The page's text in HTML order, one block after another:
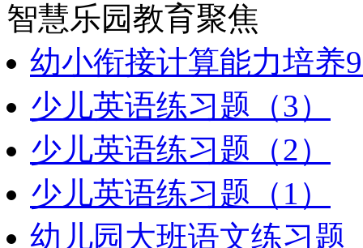
智慧乐园教育聚焦
幼小衔接计算能力培养
少儿英语练习题（3）
少儿英语练习题（2）
少儿英语练习题（1）
幼儿园大班语文练习题